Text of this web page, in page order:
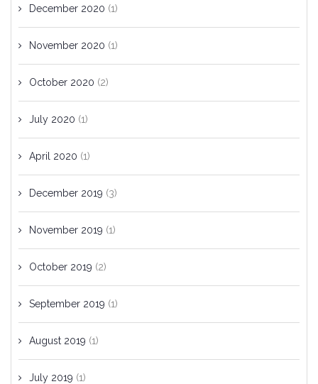
December 2020 (1)
November 2020 (1)
October 2020 (2)
July 2020 (1)
April 2020 (1)
December 2019 (3)
November 2019 (1)
October 2019 (2)
September 2019 (1)
August 2019 (1)
July 2019 (1)